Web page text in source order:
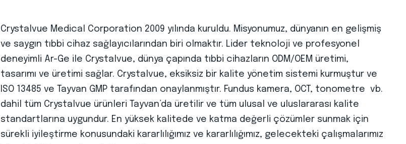
Crystalvue Medical Corporation 2009 yılında kuruldu. Misyonumuz, dünyanın en gelişmiş
ve saygın tıbbi cihaz sağlayıcılarından biri olmaktır. Lider teknoloji ve profesyonel
deneyimli Ar-Ge ile Crystalvue, dünya çapında tıbbi cihazların ODM/OEM üretimi,
tasarımı ve üretimi sağlar. Crystalvue, eksiksiz bir kalite yönetim sistemi kurmuştur ve
ISO 13485 ve Tayvan GMP tarafından onaylanmıştır. Fundus kamera, OCT, tonometre vb.
dahil tüm Crystalvue ürünleri Tayvan’da üretilir ve tüm ulusal ve uluslararası kalite
standartlarına uygundur. En yüksek kalitede ve katma değerli çözümler sunmak için
sürekli iyileştirme konusundaki kararlılığımız ve kararlılığımız, gelecekteki çalışmalarımız